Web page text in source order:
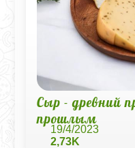
Сыр - древний
прошлым
19/4/2023
2,73K